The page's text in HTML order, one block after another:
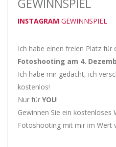
INSTAGRAM GEWINNSPIEL
Ich habe einen freien Platz für
Fotoshooting am 4.
Ich habe mir gedacht, ich
kostenlos!
Nur für YOU!
Gewinnen Sie ein kostenloses
Fotoshooting mit mir im Wert